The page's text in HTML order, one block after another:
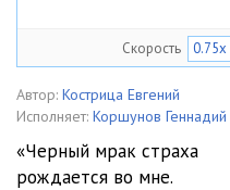
Скорость 0.75x
Автор: Кострица Евгений
Исполняет: Коршунов Геннадий
«Черный мрак страха
рождается во мне.